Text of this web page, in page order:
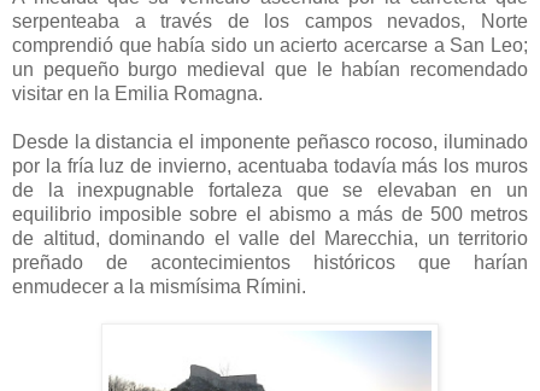
serpenteaba a través de los campos nevados, Norte
comprendió que había sido un acierto acercarse a San Leo;
un pequeño burgo medieval que le habían recomendado
visitar en la Emilia Romagna.
Desde la distancia el imponente peñasco rocoso, iluminado
por la fría luz de invierno, acentuaba todavía más los muros
de la inexpugnable fortaleza que se elevaban en un
equilibrio imposible sobre el abismo a más de 500 metros
de altitud, dominando el valle del Marecchia, un territorio
preñado de acontecimientos históricos que harían
enmudecer a la mismísima Rímini.